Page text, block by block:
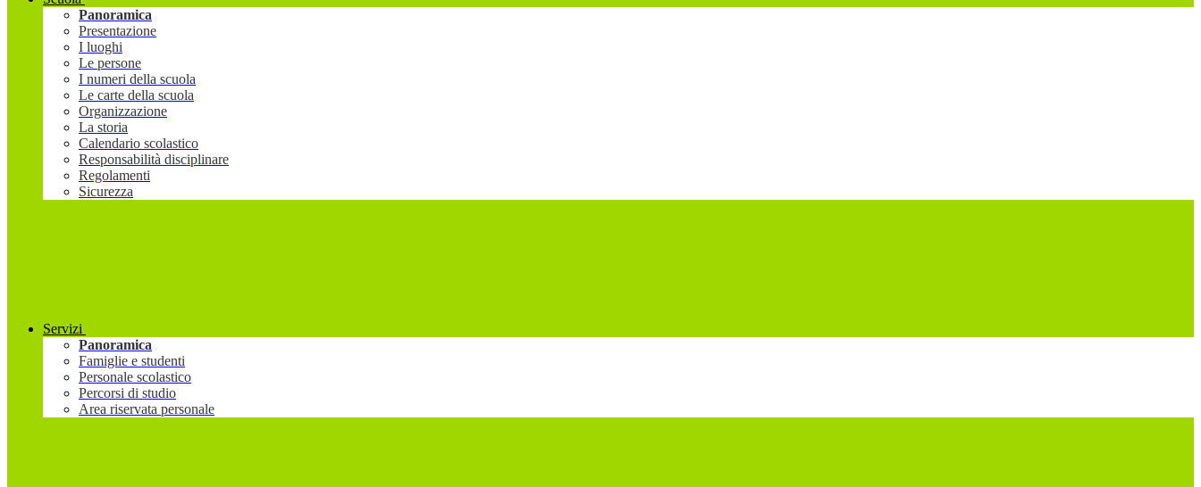
Panoramica
Presentazione
I luoghi
Le persone
I numeri della scuola
Le carte della scuola
Organizzazione
La storia
Calendario scolastico
Responsabilità disciplinare
Regolamenti
Sicurezza
Servizi
Panoramica
Famiglie e studenti
Personale scolastico
Percorsi di studio
Area riservata personale